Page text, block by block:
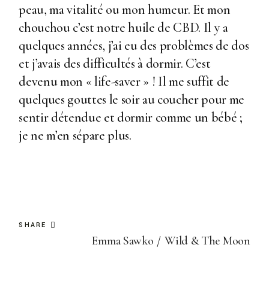
peau, ma vitalité ou mon humeur. Et mon
chouchou c’est notre huile de CBD. Il y a
quelques années, j’ai eu des problèmes de dos
et j’avais des difficultés à dormir. C’est
devenu mon « life-saver » ! Il me suffit de
quelques gouttes le soir au coucher pour me
sentir détendue et dormir comme un bébé ;
je ne m’en sépare plus.
SHARE
Emma Sawko Wild & The Moon